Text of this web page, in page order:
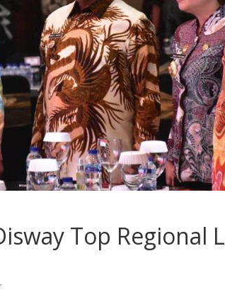
Top Regional